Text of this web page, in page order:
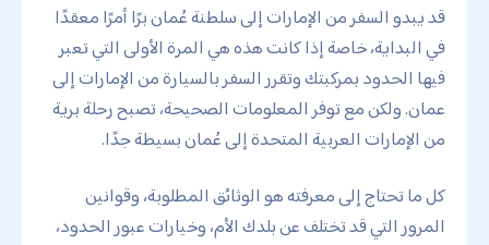
قد يبدو السفر من الإمارات إلى سلطنة عُمان برًا أمرًا معقدًا
في البداية، خاصة إذا كانت هذه هي المرة الأولى التي تعبر
فيها الحدود بمركبتك وتقرر السفر بالسيارة من الإمارات إلى
عمان. ولكن مع توفر المعلومات الصحيحة، تصبح رحلة برية
من الإمارات العربية المتحدة إلى عُمان بسيطة جدًا.
كل ما تحتاج إلى معرفته هو الوثائق المطلوبة، وقوانين
المرور التي قد تختلف عن بلدك الأم، وخيارات عبور الحدود،